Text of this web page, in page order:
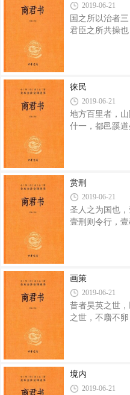
力，则农不怠
爵、出禄不以
于敌，无六虱
2019-06-21
国之所以治者
君臣之所共操
赏，则下不用
赏者，文也；
主任法。明主
信，刑重而必
徕民
2019-06-21
地方百里者，
什一，都邑蹊
为用，此人不
用兵者，韩、
处；其寡萌贾
末作以处；人
赏刑
2019-06-21
圣人之为国也
壹刑则令行，
胸臆之知，竭
杰贤良从之如
之国不敢苏其
国，若有苏其
画策
2019-06-21
昔者昊英之世
之世，不麛不
变也。由此观
以适于时也。
境内
2019-06-21